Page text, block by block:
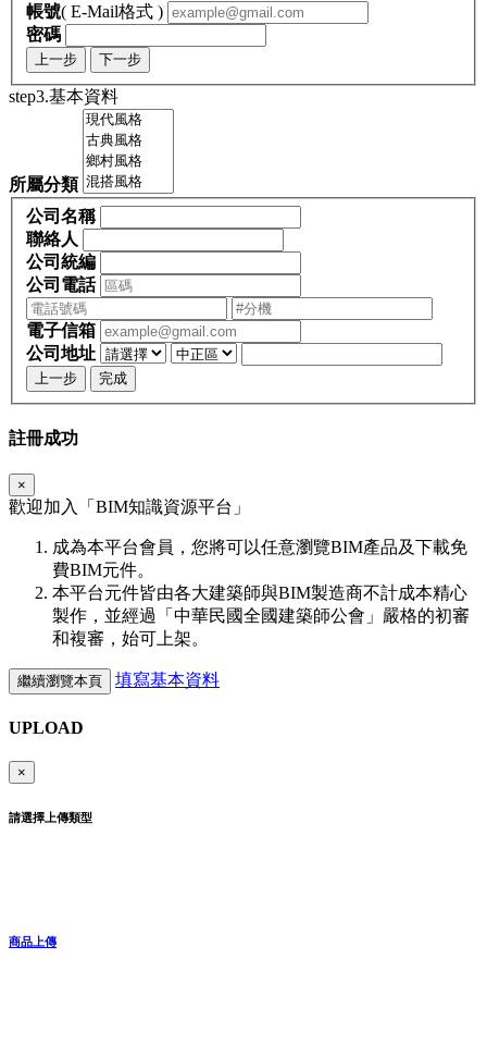
帳號( E-Mail格式 )
密碼
上一步 下一步
step3.基本資料
所屬分類
公司名稱
聯絡人
公司統編
公司電話
電子信箱
公司地址
上一步 完成
註冊成功
×
歡迎加入「 BIM知識資源平台」
成為本平台會員，您將可以任意瀏覽BIM產品及下載免
費BIM元件。
本平台元件皆由各大建築師與BIM製造商不計成本精心
製作，並經過「中華民國全國建築師公會」嚴格的初審
和複審，始可上架。
繼續瀏覽本頁 填寫基本資料
UPLOAD
×
請選擇上傳類型
商品上傳